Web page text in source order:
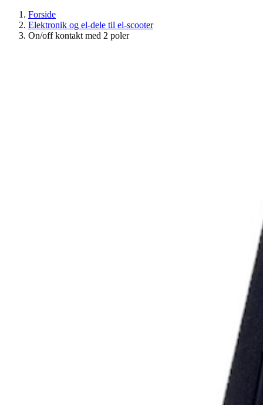
Forside
Elektronik og el-dele til el-scooter
On/off kontakt med 2 poler